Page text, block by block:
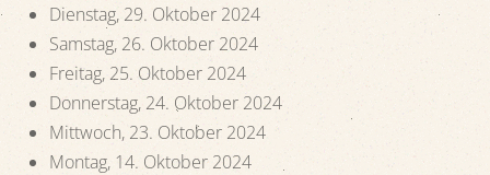
Dienstag, 29. Oktober 2024
Samstag, 26. Oktober 2024
Freitag, 25. Oktober 2024
Donnerstag, 24. Oktober 2024
Mittwoch, 23. Oktober 2024
Montag, 14. Oktober 2024